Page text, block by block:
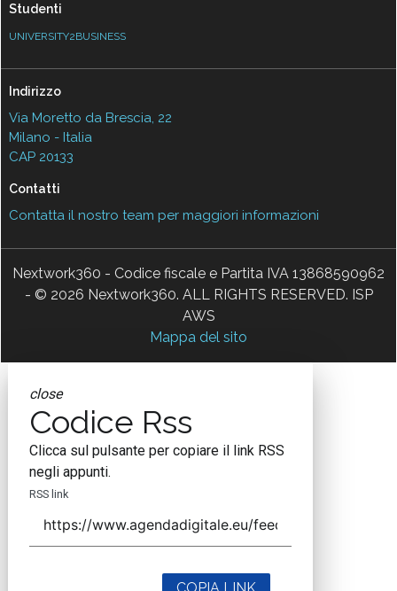
Studenti
UNIVERSITY2BUSINESS
Indirizzo
Via Moretto da Brescia, 22
Milano - Italia
CAP 20133
Contatti
Contatta il nostro team per maggiori informazioni
Nextwork360 - Codice fiscale e Partita IVA 13868590962
- © 2026 Nextwork360. ALL RIGHTS RESERVED. ISP
AWS
Mappa del sito
close
Codice Rss
Clicca sul pulsante per copiare il link RSS
negli appunti.
RSS link
COPIA LINK